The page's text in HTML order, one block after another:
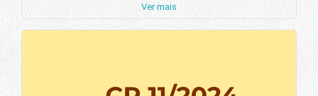
Ver mais